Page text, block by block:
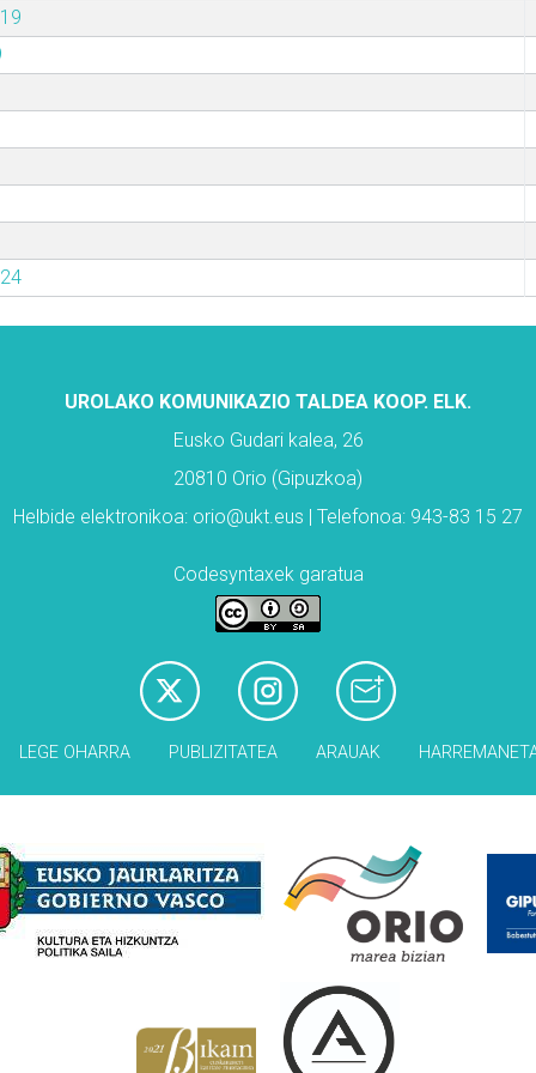
UROLAKO KOMUNIKAZIO TALDEA KOOP. ELK.
Eusko Gudari kalea, 26
20810 Orio (Gipuzkoa)
Helbide elektronikoa: orio@ukt.eus | Telefonoa: 943-83 15 27
Codesyntaxek garatua
LEGE OHARRA PUBLIZITATEA ARAUAK